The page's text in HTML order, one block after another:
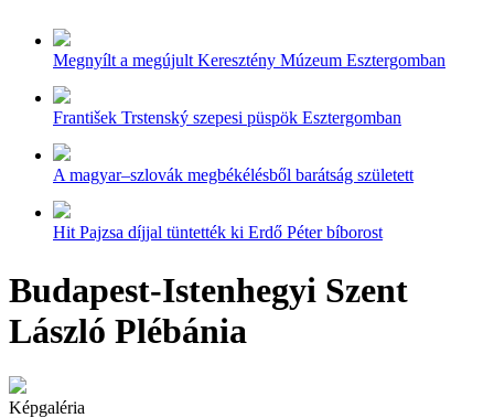
Megnyílt a megújult Keresztény Múzeum Esztergomban
František Trstenský szepesi püspök Esztergomban
A magyar–szlovák megbékélésből barátság született
Hit Pajzsa díjjal tüntették ki Erdő Péter bíborost
Budapest-Istenhegyi Szent
László Plébánia
Képgaléria